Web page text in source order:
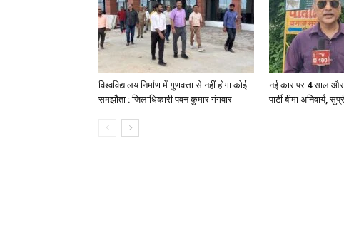
विश्वविद्यालय निर्माण में गुणवत्ता से नहीं होगा कोई
समझौता : जिलाधिकारी पवन कुमार गंगवार
नई कार पर 4 साल
पार्टी बीमा अनिवार्य,